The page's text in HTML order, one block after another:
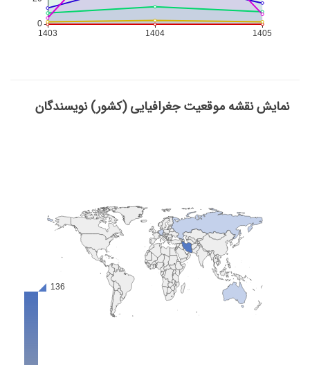
نمایش نقشه موقعیت جغرافیایی (کشور) نویسندگان